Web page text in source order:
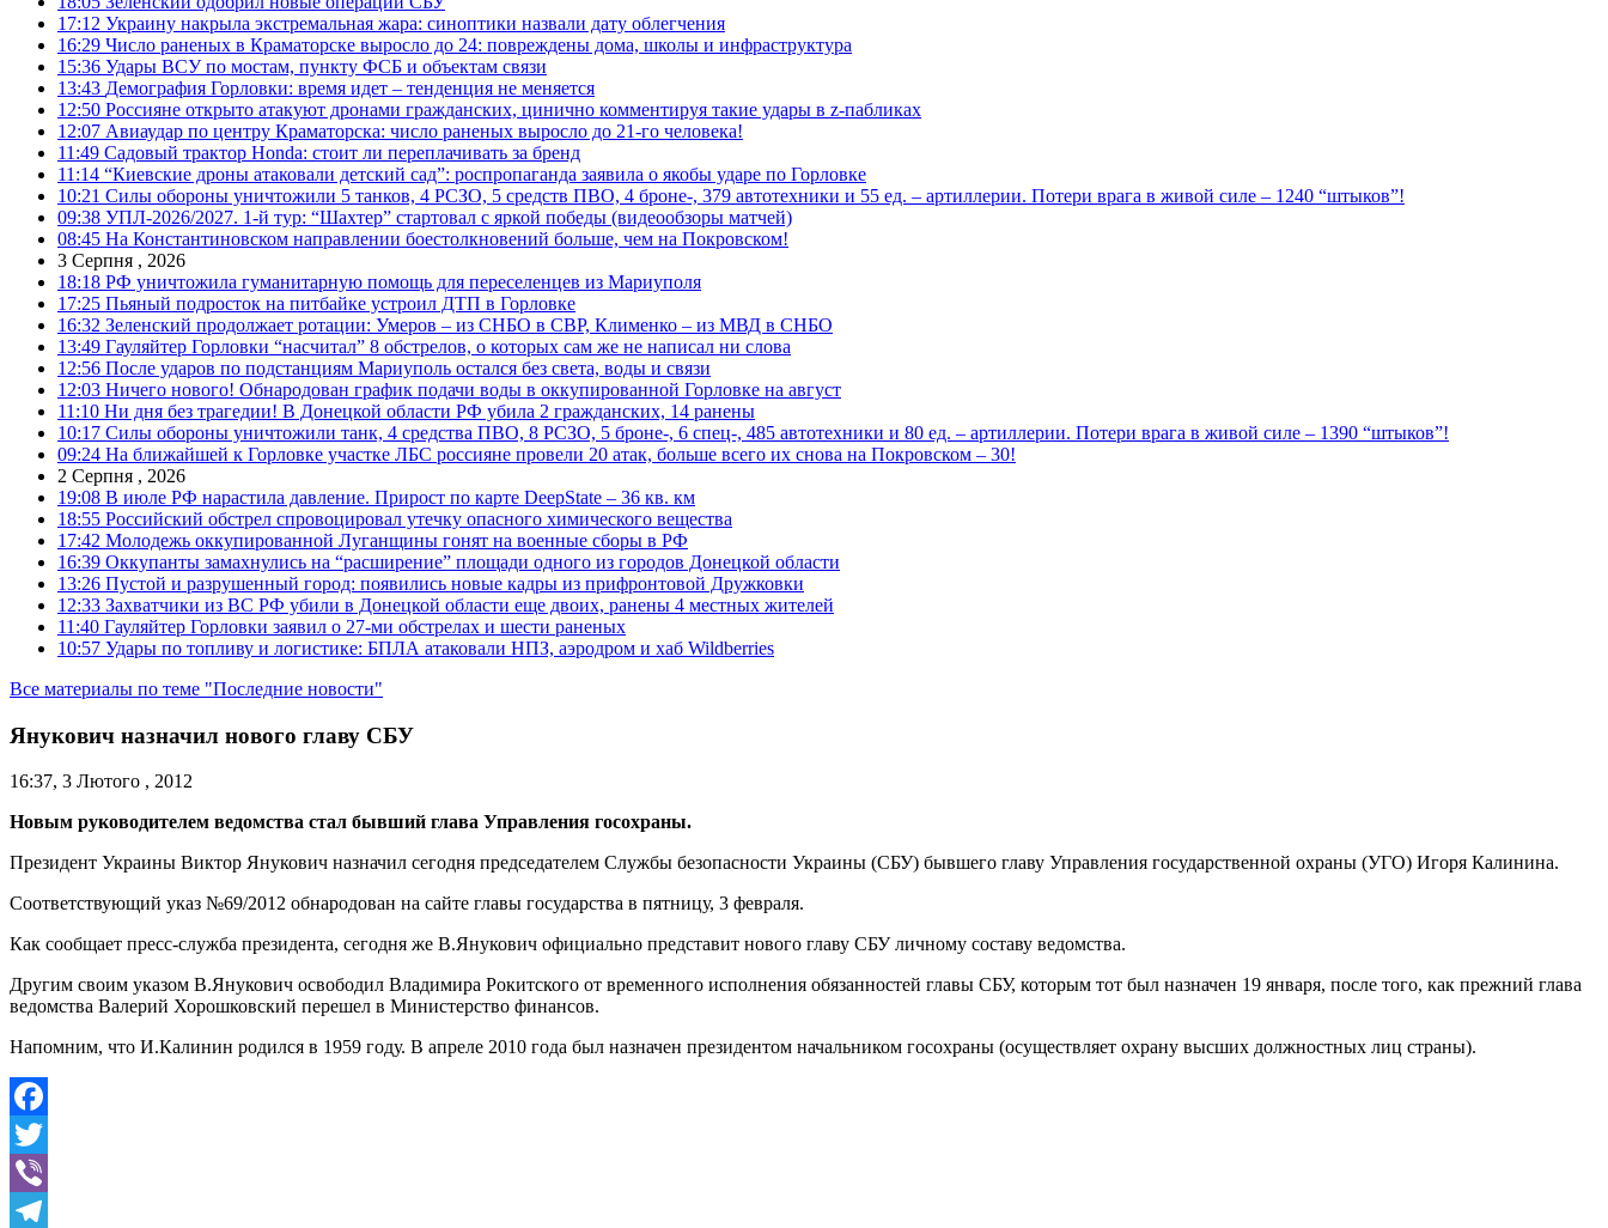
17:12 Украину накрыла экстремальная жара: синоптики назвали дату облегчения
16:29 Число раненых в Краматорске выросло до 24: повреждены дома, школы и инфраструктура
15:36 Удары ВСУ по мостам, пункту ФСБ и объектам связи
13:43 Демография Горловки: время идет – тенденция не меняется
12:50 Россияне открыто атакуют дронами гражданских, цинично комментируя такие удары в z-пабликах
12:07 Авиаудар по центру Краматорска: число раненых выросло до 21-го человека!
11:49 Садовый трактор Honda: стоит ли переплачивать за бренд
11:14 “Киевские дроны атаковали детский сад”: роспропаганда заявила о якобы ударе по Горловке
10:21 Силы обороны уничтожили 5 танков, 4 РСЗО, 5 средств ПВО, 4 броне-, 379 автотехники и 55 ед. – артиллерии. Потери врага в живой силе – 1240 “штыков”!
09:38 УПЛ-2026/2027. 1-й тур: “Шахтер” стартовал с яркой победы (видеообзоры матчей)
08:45 На Константиновском направлении боестолкновений больше, чем на Покровском!
3 Серпня , 2026
18:18 РФ уничтожила гуманитарную помощь для переселенцев из Мариуполя
17:25 Пьяный подросток на питбайке устроил ДТП в Горловке
16:32 Зеленский продолжает ротации: Умеров – из СНБО в СВР, Клименко – из МВД в СНБО
13:49 Гауляйтер Горловки “насчитал” 8 обстрелов, о которых сам же не написал ни слова
12:56 После ударов по подстанциям Мариуполь остался без света, воды и связи
12:03 Ничего нового! Обнародован график подачи воды в оккупированной Горловке на август
11:10 Ни дня без трагедии! В Донецкой области РФ убила 2 гражданских, 14 ранены
10:17 Силы обороны уничтожили танк, 4 средства ПВО, 8 РСЗО, 5 броне-, 6 спец-, 485 автотехники и 80 ед. – артиллерии. Потери врага в живой силе – 1390 “штыков”!
09:24 На ближайшей к Горловке участке ЛБС россияне провели 20 атак, больше всего их снова на Покровском – 30!
2 Серпня , 2026
19:08 В июле РФ нарастила давление. Прирост по карте DeepState – 36 кв. км
18:55 Российский обстрел спровоцировал утечку опасного химического вещества
17:42 Молодежь оккупированной Луганщины гонят на военные сборы в РФ
16:39 Оккупанты замахнулись на “расширение” площади одного из городов Донецкой области
13:26 Пустой и разрушенный город: появились новые кадры из прифронтовой Дружковки
12:33 Захватчики из ВС РФ убили в Донецкой области еще двоих, ранены 4 местных жителей
11:40 Гауляйтер Горловки заявил о 27-ми обстрелах и шести раненых
10:57 Удары по топливу и логистике: БПЛА атаковали НПЗ, аэродром и хаб Wildberries
Все материалы по теме "Последние новости"
Янукович назначил нового главу СБУ
16:37, 3 Лютого , 2012
Новым руководителем ведомства стал бывший глава Управления госохраны.
Президент Украины Виктор Янукович назначил сегодня председателем Службы безопасности Украины (СБУ) бывшего главу Управления государственной охраны (УГО) Игоря Калинина.
Соответствующий указ №69/2012 обнародован на сайте главы государства в пятницу, 3 февраля.
Как сообщает пресс-служба президента, сегодня же В.Янукович официально представит нового главу СБУ личному составу ведомства.
Другим своим указом В.Янукович освободил Владимира Рокитского от временного исполнения обязанностей главы СБУ, которым тот был назначен 19 января, после того, как прежний глава
ведомства Валерий Хорошковский перешел в Министерство финансов.
Напомним, что И.Калинин родился в 1959 году. В апреле 2010 года был назначен президентом начальником госохраны (осуществляет охрану высших должностных лиц страны).
Facebook
Twitter
Viber